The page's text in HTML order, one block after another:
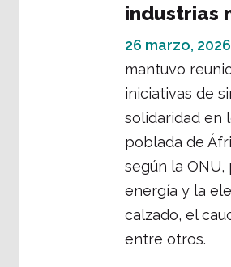
industrias
26 marzo, 2026
mantuvo
iniciativas de
solidaridad en
poblada de
según la
energía y la
calzado, el
entre otros.